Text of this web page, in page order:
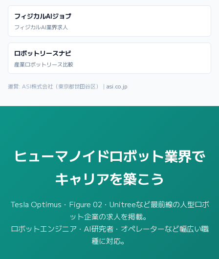
フィジカルAIジョブ
フィジカルAI業界求人
ロボットリースナビ
産業ロボットリース比較
運営: ASI株式会社（東京都世田谷区）｜ asi.co.jp
ヒューマノイドロボット業界で
キャリアを築こう
Tesla Optimus・Figure 02・Unitreeなど最前線の人型ロボ
ット企業の求人を掲載。
ロボットエンジニア・AI研究者・オペレーターなど幅広い職
種に対応。